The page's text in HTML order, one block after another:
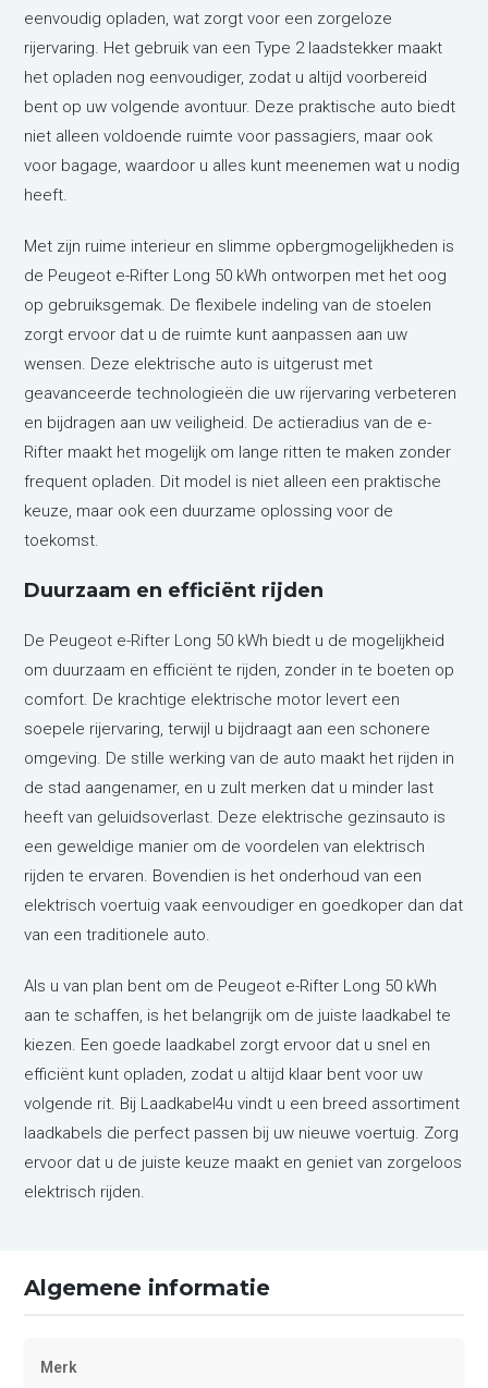
eenvoudig opladen, wat zorgt voor een zorgeloze
rijervaring. Het gebruik van een Type 2 laadstekker maakt
het opladen nog eenvoudiger, zodat u altijd voorbereid
bent op uw volgende avontuur. Deze praktische auto biedt
niet alleen voldoende ruimte voor passagiers, maar ook
voor bagage, waardoor u alles kunt meenemen wat u nodig
heeft.
Met zijn ruime interieur en slimme opbergmogelijkheden is
de Peugeot e-Rifter Long 50 kWh ontworpen met het oog
op gebruiksgemak. De flexibele indeling van de stoelen
zorgt ervoor dat u de ruimte kunt aanpassen aan uw
wensen. Deze elektrische auto is uitgerust met
geavanceerde technologieën die uw rijervaring verbeteren
en bijdragen aan uw veiligheid. De actieradius van de e-
Rifter maakt het mogelijk om lange ritten te maken zonder
frequent opladen. Dit model is niet alleen een praktische
keuze, maar ook een duurzame oplossing voor de
toekomst.
Duurzaam en efficiënt rijden
De Peugeot e-Rifter Long 50 kWh biedt u de mogelijkheid
om duurzaam en efficiënt te rijden, zonder in te boeten op
comfort. De krachtige elektrische motor levert een
soepele rijervaring, terwijl u bijdraagt aan een schonere
omgeving. De stille werking van de auto maakt het rijden in
de stad aangenamer, en u zult merken dat u minder last
heeft van geluidsoverlast. Deze elektrische gezinsauto is
een geweldige manier om de voordelen van elektrisch
rijden te ervaren. Bovendien is het onderhoud van een
elektrisch voertuig vaak eenvoudiger en goedkoper dan dat
van een traditionele auto.
Als u van plan bent om de Peugeot e-Rifter Long 50 kWh
aan te schaffen, is het belangrijk om de juiste laadkabel te
kiezen. Een goede laadkabel zorgt ervoor dat u snel en
efficiënt kunt opladen, zodat u altijd klaar bent voor uw
volgende rit. Bij Laadkabel4u vindt u een breed assortiment
laadkabels die perfect passen bij uw nieuwe voertuig. Zorg
ervoor dat u de juiste keuze maakt en geniet van zorgeloos
elektrisch rijden.
Algemene informatie
Merk